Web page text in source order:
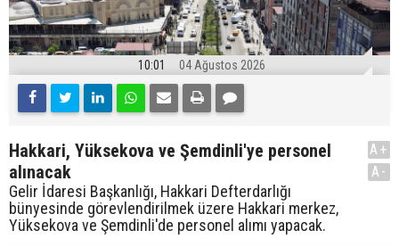
10:01 04 Ağustos 2026
Hakkari, Yüksekova ve Şemdinli'ye personel
alınacak
Gelir İdaresi Başkanlığı, Hakkari Defterdarlığı
bünyesinde görevlendirilmek üzere Hakkari merkez,
Yüksekova ve Şemdinli'de personel alımı yapacak.
A+
A-